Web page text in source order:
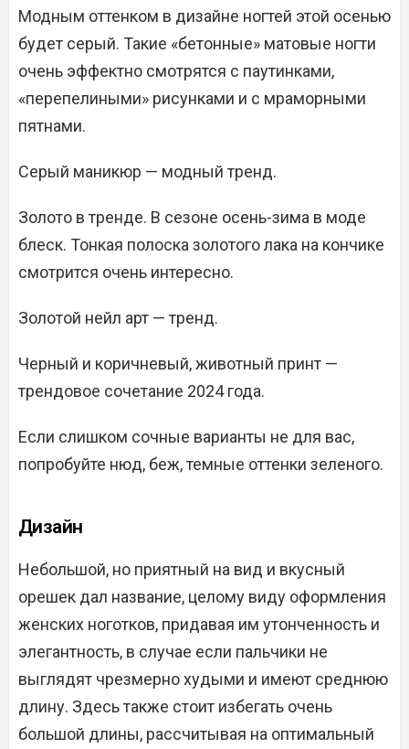
Модным оттенком в дизайне ногтей этой осенью
будет серый. Такие «бетонные» матовые ногти
очень эффектно смотрятся с паутинками,
«перепелиными» рисунками и с мраморными
пятнами.
Серый маникюр — модный тренд.
Золото в тренде. В сезоне осень-зима в моде
блеск. Тонкая полоска золотого лака на кончике
смотрится очень интересно.
Золотой нейл арт — тренд.
Черный и коричневый, животный принт —
трендовое сочетание 2024 года.
Если слишком сочные варианты не для вас,
попробуйте нюд, беж, темные оттенки зеленого.
Дизайн
Небольшой, но приятный на вид и вкусный
орешек дал название, целому виду оформления
женских ноготков, придавая им утонченность и
элегантность, в случае если пальчики не
выглядят чрезмерно худыми и имеют среднюю
длину. Здесь также стоит избегать очень
большой длины, рассчитывая на оптимальный